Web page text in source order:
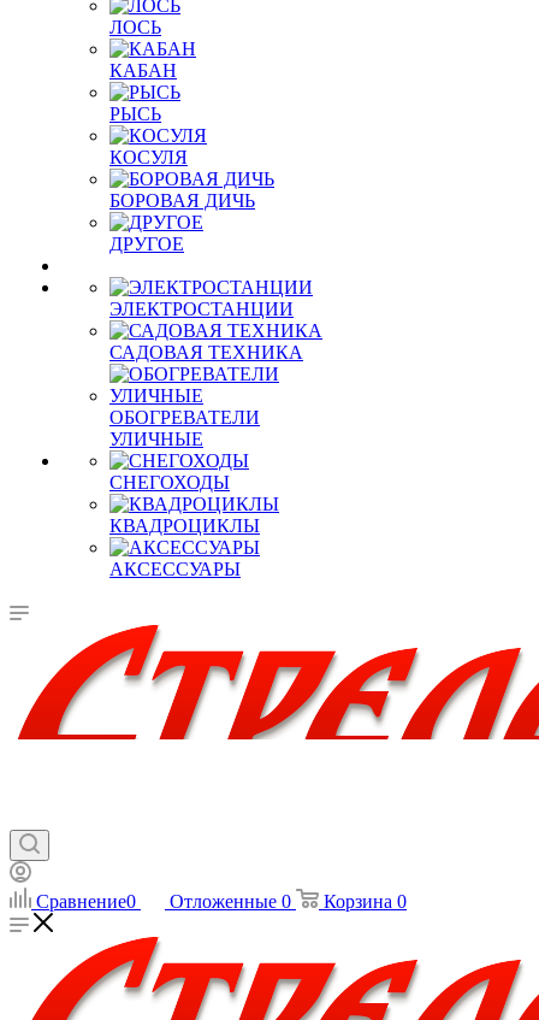
ЛОСЬ
КАБАН
РЫСЬ
КОСУЛЯ
БОРОВАЯ ДИЧЬ
ДРУГОЕ
ЭЛЕКТРОСТАНЦИИ
САДОВАЯ ТЕХНИКА
ОБОГРЕВАТЕЛИ
УЛИЧНЫЕ
СНЕГОХОДЫ
КВАДРОЦИКЛЫ
АКСЕССУАРЫ
Сравнение0 Отложенные 0 Корзина 0